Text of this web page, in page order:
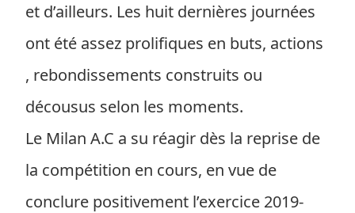
et d’ailleurs. Les huit dernières journées
ont été assez prolifiques en buts, actions
, rebondissements construits ou
décousus selon les moments.
Le Milan A.C a su réagir dès la reprise de
la compétition en cours, en vue de
conclure positivement l’exercice 2019-